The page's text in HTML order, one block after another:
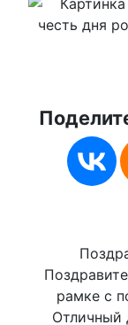
рамке с
Отличный